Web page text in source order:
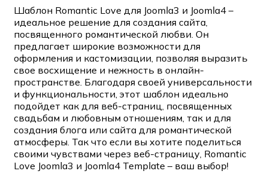
Шаблон Romantic Love для Joomla3 и Joomla4 –
идеальное решение для создания сайта,
посвященного романтической любви. Он
предлагает широкие возможности для
оформления и кастомизации, позволяя выразить
свое восхищение и нежность в онлайн-
пространстве. Благодаря своей универсальности
и функциональности, этот шаблон идеально
подойдет как для веб-страниц, посвященных
свадьбам и любовным отношениям, так и для
создания блога или сайта для романтической
атмосферы. Так что если вы хотите поделиться
своими чувствами через веб-страницу, Romantic
Love Joomla3 и Joomla4 Template – ваш выбор!